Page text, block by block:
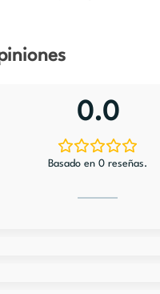
0.0
Basado en 0 reseñas.